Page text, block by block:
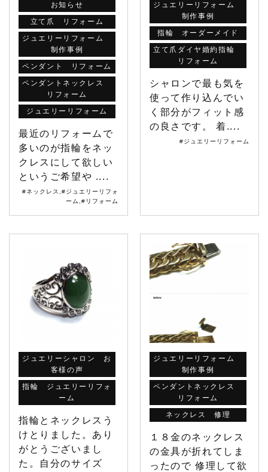
お知らせ
立て爪 リフォーム
ジュエリーリフォーム
制作事例
ペンダント リフォーム
ペンダントネックレス
リフォーム
ジュエリーリフォーム
最近のリフォームで
多いのが指輪をネッ
クレスにして欲しい
というご希望や ....
#ネックレス
#ジュエリーリフォ
ーム #リフォーム
ジュエリーリフォーム
制作事例
指輪 オーダーメイド
立て爪ダイヤ婚約指輪
リフォーム
シャロンで最も気を
使って作り込んでい
く部分がフィット感
の良さです。 着....
#ジュエリーリフォーム
ジュエリーシャロン お
客様の声
指輪 ジュエリーリフォ
ーム
指輪とネックレスう
けとりました。あり
がとうございまし
た。自分のサイズ
ジュエリーリフォーム
制作事例
ペンダントネックレス
リフォーム
ネックレス 修理
１８金のネックレス
の金具が折れてしま
ったので 修理して欲